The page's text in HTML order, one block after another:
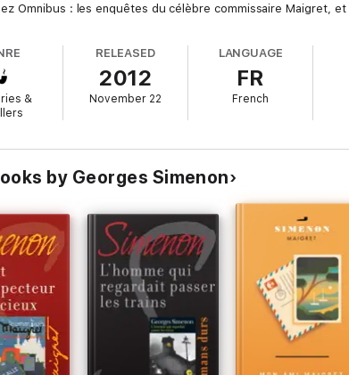
Omnibus : les enquêtes du célèbre commissaire Maigret, et
&
RELEASED
2012
November 22
LANGUAGE
FR
French
by Georges Simenon